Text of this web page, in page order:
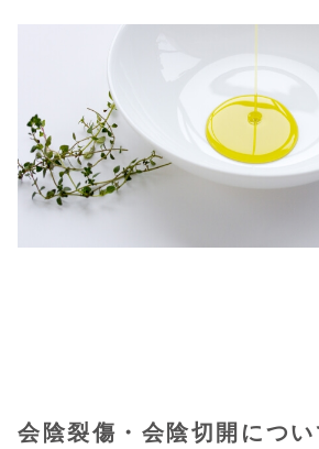
会陰裂傷・会陰切開につ